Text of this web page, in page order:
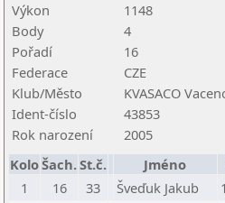
Výkon
1148
Body
4
Pořadí
16
Federace
CZE
Klub/Město
KVASACO
Ident-číslo
43853
Rok narození
2005
KoloŠach.St.č. Jméno
1
16 33 Šveďuk Jakub